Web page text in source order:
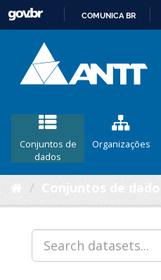
COMUNICA BR
Conjuntos de
dados
Organizações